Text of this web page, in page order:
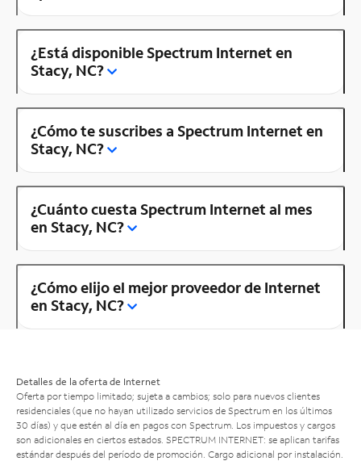
¿Está disponible Spectrum Internet en
Stacy, NC?
¿Cómo te suscribes a Spectrum Internet en
Stacy, NC?
¿Cuánto cuesta Spectrum Internet al mes
en Stacy, NC?
¿Cómo elijo el mejor proveedor de Internet
en Stacy, NC?
Detalles de la oferta de Internet
Oferta por tiempo limitado; sujeta a cambios; solo para nuevos clientes
residenciales (que no hayan utilizado servicios de Spectrum en los últimos
30 días) y que estén al día en pagos con Spectrum. Los impuestos y cargos
son adicionales en ciertos estados. SPECTRUM INTERNET: se aplican tarifas
estándar después del período de promoción. Cargo adicional por instalación.